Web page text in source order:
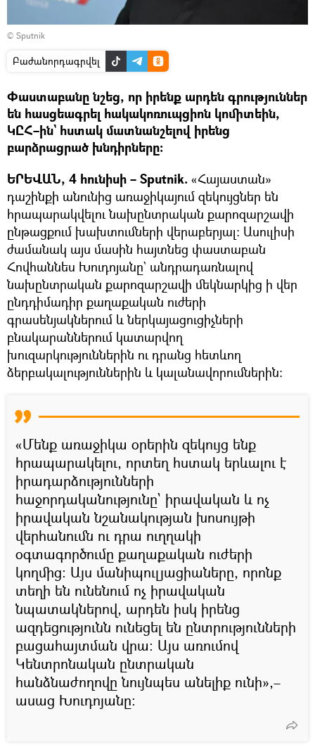
© Sputnik
Բաժանորդագրվել
Փաստաբանը նշեց, որ իրենք արդեն գրություններ
են հասցեագրել հակակոռուպցիոն կոմիտեին,
ԿԸՀ–ին` հստակ մատնանշելով իրենց
բարձրացրած խնդիրները։
ԵՐԵՎԱՆ, 4 հունիսի – Sputnik. «Հայաստան»
դաշինքի անունից առաջիկայում զեկույցներ են
հրապարակվելու նախընտրական քարոզարշավի
ընթացքում խախտումների վերաբերյալ։ Ասուլիսի
ժամանակ այս մասին հայտնեց փաստաբան
Հովհաննես Խուդոյանը` անդրադառնալով
նախընտրական քարոզարշավի մեկնարկից ի վեր
ընդդիմադիր քաղաքական ուժերի
գրասենյակներում և ներկայացուցիչների
բնակարաններում կատարվող
խուզարկություններին ու դրանց հետևող
ձերբակալություններին և կալանավորումներին։
«Մենք առաջիկա օրերին զեկույց ենք
հրապարակելու, որտեղ հստակ երևալու է
իրադարձությունների
հաջորդականությունը` իրավական և ոչ
իրավական նշանակության խոսույթի
վերհանումն ու դրա ուղղակի
օգտագործումը քաղաքական ուժերի
կողմից։ Այս մանիպուլյացիաները, որոնք
տեղի են ունենում ոչ իրավական
նպատակներով, արդեն իսկ իրենց
ազդեցությունն ունեցել են ընտրությունների
բացահայտման վրա։ Այս առումով
Կենտրոնական ընտրական
հանձնաժողովը նույնպես անելիք ունի»,–
ասաց Խուդոյանը։